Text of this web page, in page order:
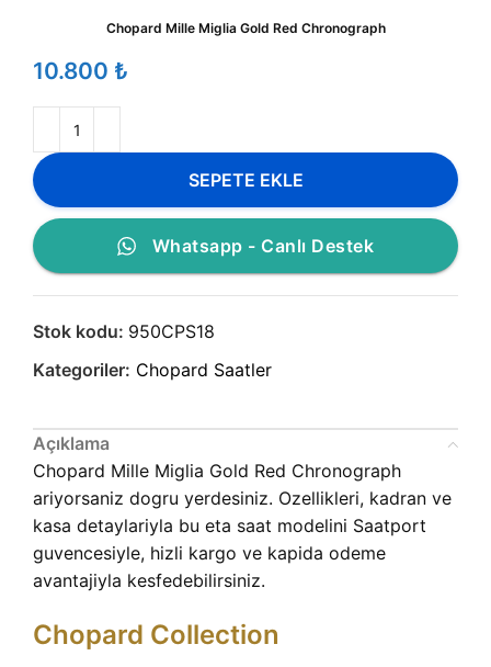
Chopard Mille Miglia Gold Red Chronograph
₺
SEPETE EKLE
Whatsapp - Canlı Destek
Stok kodu: 950CPS18
Kategoriler: Chopard Saatler
Açıklama
Chopard Mille Miglia Gold Red Chronograph
ariyorsaniz dogru yerdesiniz. Ozellikleri, kadran ve
kasa detaylariyla bu eta saat modelini Saatport
guvencesiyle, hizli kargo ve kapida odeme
avantajiyla kesfedebilirsiniz.
Chopard Collection